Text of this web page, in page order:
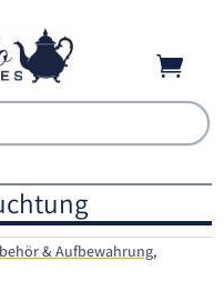

& Aufbewahrung,